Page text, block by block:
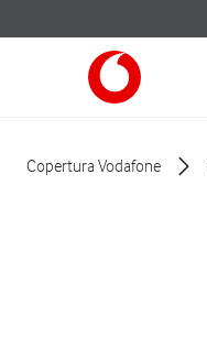
Copertura Vodafone